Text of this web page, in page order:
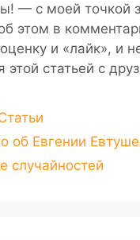
— с моей точкой
этом в
и «лайк», и
этой статьей с
об Евгении
случайностей